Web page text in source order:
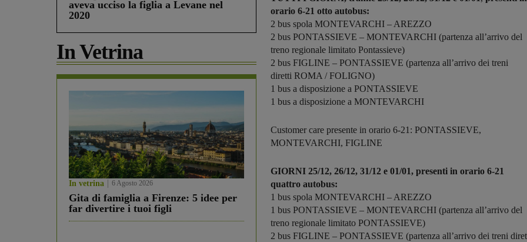
aveva ucciso la figlia a Levane nel
2020
In Vetrina
In vetrina 6 Agosto 2026
Gita di famiglia a Firenze: 5 idee per
far divertire i tuoi figli
orario 6-21 otto autobus:
2 bus spola MONTEVARCHI – AREZZO
2 bus PONTASSIEVE – MONTEVARCHI (partenza all’arrivo del
treno regionale limitato Pontassieve)
2 bus FIGLINE – PONTASSIEVE (partenza all’arrivo dei treni
diretti ROMA / FOLIGNO)
1 bus a disposizione a PONTASSIEVE
1 bus a disposizione a MONTEVARCHI
Customer care presente in orario 6-21: PONTASSIEVE,
MONTEVARCHI, FIGLINE
GIORNI 25/12, 26/12, 31/12 e 01/01, presenti in orario 6-21
quattro autobus:
1 bus spola MONTEVARCHI – AREZZO
1 bus PONTASSIEVE – MONTEVARCHI (partenza all’arrivo del
treno regionale limitato PONTASSIEVE)
2 bus FIGLINE – PONTASSIEVE (partenza all’arrivo dei treni